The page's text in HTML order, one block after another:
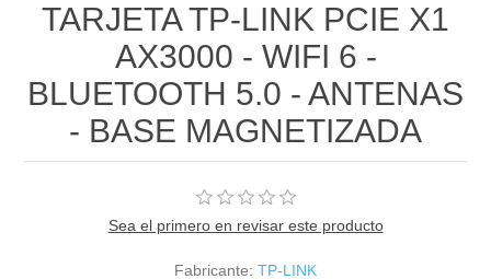
TARJETA TP-LINK PCIE X1
AX3000 - WIFI 6 -
BLUETOOTH 5.0 - ANTENAS
- BASE MAGNETIZADA
Sea el primero en revisar este producto
Fabricante: TP-LINK